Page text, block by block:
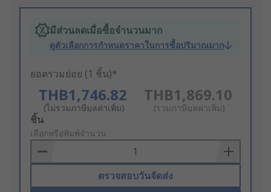
มีส่วนลดเมื่อซื้อจำนวนมาก
ดูตัวเลือกการกำหนดราคาในการซื้อปริมาณมาก
ยอดรวมย่อย (1 ชิ้น)*
THB1,746.82
(ไม่รวมภาษีมูลค่าเพิ่ม)
THB1,869.10
(รวมภาษีมูลค่าเพิ่ม)
Add
to
Basket
ชิ้น
เลือกหรือพิมพ์จำนวน
ตรวจสอบวันจัดส่ง